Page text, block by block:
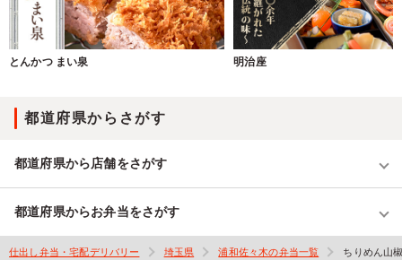
とんかつ まい泉 明治座
都道府県からさがす
都道府県から店舗をさがす
都道府県からお弁当をさがす
仕出し弁当・宅配デリバリー 埼玉県 浦和佐々木の弁当一覧 ちりめん山